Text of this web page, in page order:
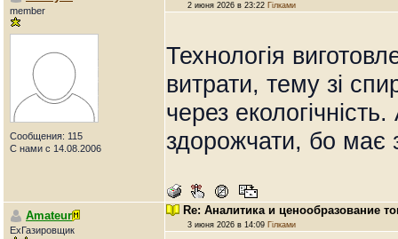
member
Сообщения: 115
С нами с 14.08.2006
2 июня 2026 в 23:22 Гілками
Технологія
витрати, тему зі
через
здорожчати, бо має
Amateur
ExГазировщик
Re: Аналитика и ценообразование
3 июня 2026 в 14:09 Гілками